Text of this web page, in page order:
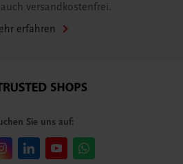
versandkostenfrei.
erfahren
Sie uns auf: